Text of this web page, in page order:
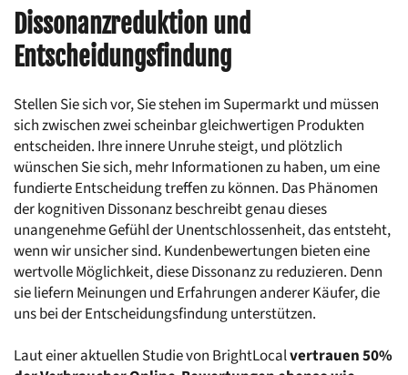
Dissonanzreduktion und
Entscheidungsfindung
Stellen Sie sich vor, Sie stehen im Supermarkt und müssen
sich zwischen zwei scheinbar gleichwertigen Produkten
entscheiden. Ihre innere Unruhe steigt, und plötzlich
wünschen Sie sich, mehr Informationen zu haben, um eine
fundierte Entscheidung treffen zu können. Das Phänomen
der kognitiven Dissonanz beschreibt genau dieses
unangenehme Gefühl der Unentschlossenheit, das entsteht,
wenn wir unsicher sind. Kundenbewertungen bieten eine
wertvolle Möglichkeit, diese Dissonanz zu reduzieren. Denn
sie liefern Meinungen und Erfahrungen anderer Käufer, die
uns bei der Entscheidungsfindung unterstützen.
Laut einer aktuellen Studie von BrightLocal vertrauen 50%